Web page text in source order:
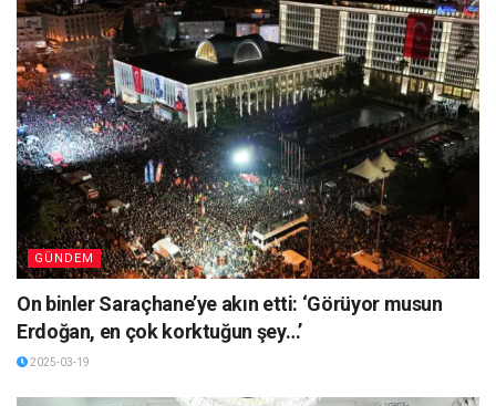
GÜNDEM
On binler Saraçhane’ye akın etti: ‘Görüyor musun
Erdoğan, en çok korktuğun şey…’
2025-03-19